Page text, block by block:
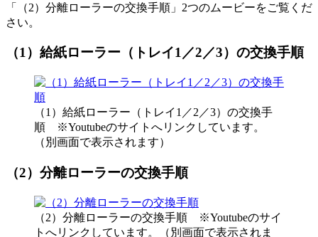
「（2）分離ローラーの交換手順」2つのムービーをご覧くだ
さい。
（1）給紙ローラー（トレイ1／2／3）の交換手順
（1）給紙ローラー（トレイ1／2／3）の交換手
順 ※Youtubeのサイトへリンクしています。
（別画面で表示されます）
（2）分離ローラーの交換手順
（2）分離ローラーの交換手順 ※Youtubeのサイ
トへリンクしています。（別画面で表示されま